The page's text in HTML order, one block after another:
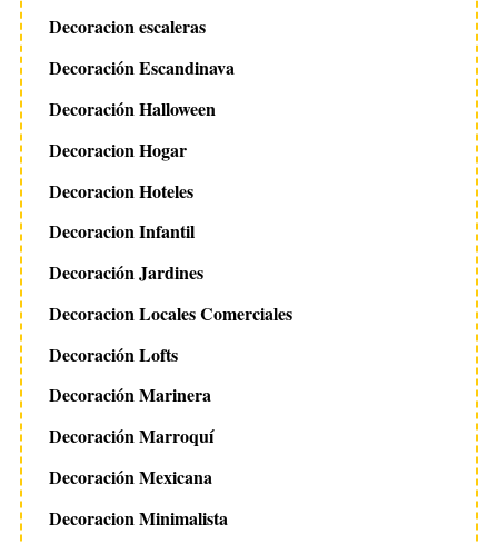
Decoracion escaleras
Decoración Escandinava
Decoración Halloween
Decoracion Hogar
Decoracion Hoteles
Decoracion Infantil
Decoración Jardines
Decoracion Locales Comerciales
Decoración Lofts
Decoración Marinera
Decoración Marroquí
Decoración Mexicana
Decoracion Minimalista